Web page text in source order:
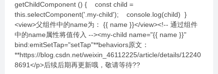
getChildComponent () { const child =
this.selectComponent('.my-child'); console.log(child) }
<view>父组件中的name为： {{ name }}</view><!-- 通过组件
中的name属性将值传入 --><my-child name="{{ name }}"
bind:emitSetTap="setTap"**behaviors原文：
**https://blog.csdn.net/weixin_46112225/article/details/12240
8691</p>后续后期再更新哦，敬请等待??